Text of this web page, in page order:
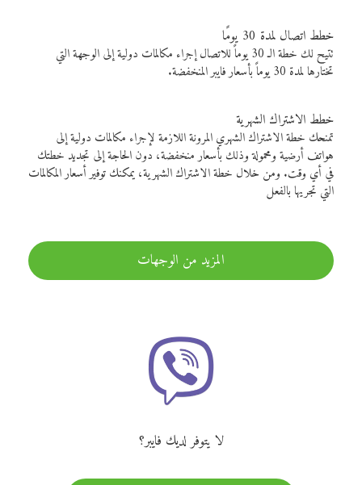
خطط اتصال لمدة 30 يومًا
تتيح لك خطة الـ 30 يوماً للاتصال إجراء مكالمات دولية إلى الوجهة التي
تختارها لمدة 30 يوماً بأسعار فايبر المنخفضة.
خطط الاشتراك الشهرية
تمنحك خطة الاشتراك الشهري المرونة اللازمة لإجراء مكالمات دولية إلى
هواتف أرضية ومحمولة وذلك بأسعار منخفضة، دون الحاجة إلى تجديد خطتك
في أي وقت. ومن خلال خطة الاشتراك الشهرية، يمكنك توفير أسعار المكالمات
التي تجريها بالفعل
المزيد من الوجهات
لا يتوفر لديك فايبر؟